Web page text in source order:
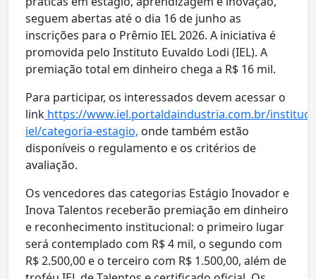
seguem abertas até o dia 16 de junho as
inscrições para o Prêmio IEL 2026. A iniciativa é
promovida pelo Instituto Euvaldo Lodi (IEL). A
premiação total em dinheiro chega a R$ 16 mil.
Para participar, os interessados devem acessar o
link https://www.iel.portaldaindustria.com.br/
iel/categoria-estagio, onde também estão
disponíveis o regulamento e os critérios de
avaliação.
Os vencedores das categorias Estágio Inovador e
Inova Talentos receberão premiação em dinheiro
e reconhecimento institucional: o primeiro lugar
será contemplado com R$ 4 mil, o segundo com
R$ 2.500,00 e o terceiro com R$ 1.500,00, além de